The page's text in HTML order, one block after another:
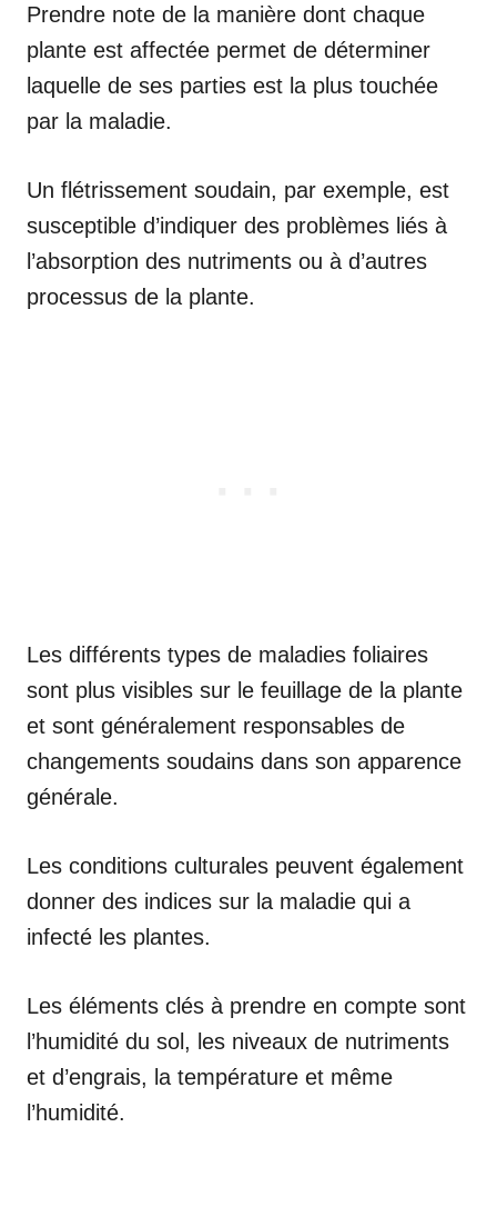
Prendre note de la manière dont chaque
plante est affectée permet de déterminer
laquelle de ses parties est la plus touchée
par la maladie.
Un flétrissement soudain, par exemple, est
susceptible d’indiquer des problèmes liés à
l’absorption des nutriments ou à d’autres
processus de la plante.
Les différents types de maladies foliaires
sont plus visibles sur le feuillage de la plante
et sont généralement responsables de
changements soudains dans son apparence
générale.
Les conditions culturales peuvent également
donner des indices sur la maladie qui a
infecté les plantes.
Les éléments clés à prendre en compte sont
l’humidité du sol, les niveaux de nutriments
et d’engrais, la température et même
l’humidité.